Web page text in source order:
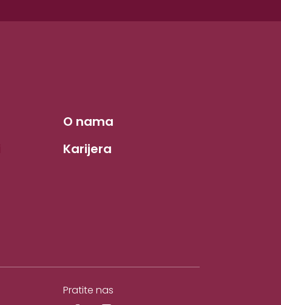
O nama
Karijera
Pratite nas